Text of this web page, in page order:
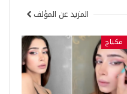
المزيد عن المؤلف
مكياج